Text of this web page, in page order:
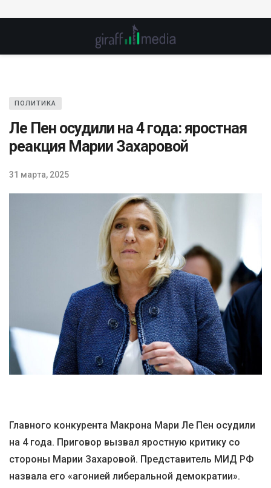
ПОЛИТИКА
Ле Пен осудили на 4 года: яростная
реакция Марии Захаровой
31 марта, 2025
Главного конкурента Макрона Мари Ле Пен осудили
на 4 года. Приговор вызвал яростную критику со
стороны Марии Захаровой. Представитель МИД РФ
назвала его «агонией либеральной демократии».